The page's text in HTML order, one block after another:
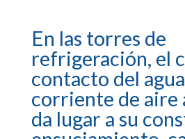
En las torres de
refrigeración, el
contacto del
corriente de aire
da lugar a su